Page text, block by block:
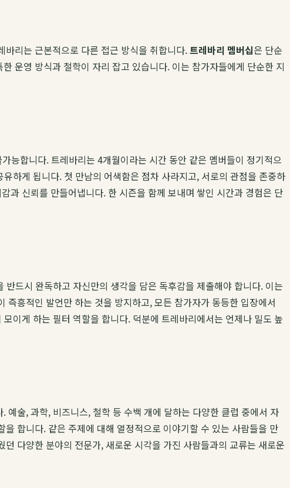
리는 근본적으로 다른 접근 방식을 취합니다.트레바리 멤버십은 단순
운영 방식과 철학이 자리 잡고 있습니다. 이는 참가자들에게 단순한 지
능합니다. 트레바리는 4개월이라는 시간 동안 같은 멤버들이 정기적으
하게 됩니다. 첫 만남의 어색함은 점차 사라지고, 서로의 관점을 존중하
과 신뢰를 만들어냅니다. 한 시즌을 함께 보내며 쌓인 시간과 경험은 단
드시 완독하고 자신만의 생각을 담은 독후감을 제출해야 합니다. 이는
흥적인 발언만 하는 것을 방지하고, 모든 참가자가 동등한 입장에서
이게 하는 필터 역할을 합니다. 덕분에 트레바리에서는 언제나 밀도 높
술, 과학, 비즈니스, 철학 등 수백 개에 달하는 다양한 클럽 중에서 자
합니다. 같은 주제에 대해 열정적으로 이야기할 수 있는 사람들을 만
다양한 분야의 전문가, 새로운 시각을 가진 사람들과의 교류는 새로운